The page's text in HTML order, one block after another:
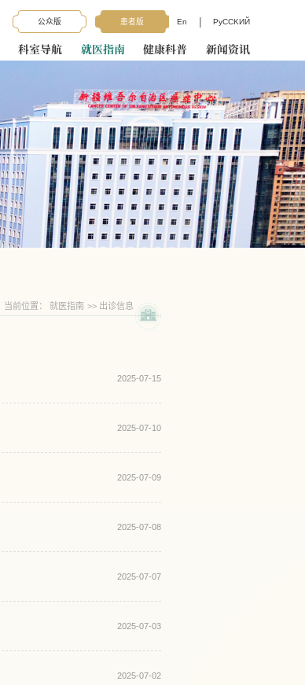
公众版 患者版 En | PyCCKИЙ
科室导航 就医指南 健康科普 新闻资讯
当前位置： 就医指南 >> 出诊信息
2025-07-15
2025-07-10
2025-07-09
2025-07-08
2025-07-07
2025-07-03
2025-07-02